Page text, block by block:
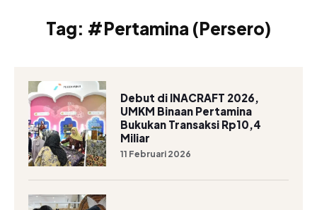
Tag: #Pertamina (Persero)
Debut di INACRAFT 2026,
UMKM Binaan Pertamina
Bukukan Transaksi Rp10,4
Miliar
11 Februari 2026